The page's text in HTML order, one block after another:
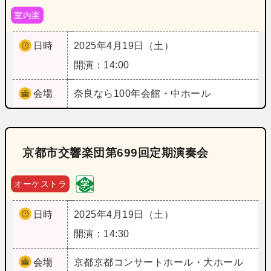
室内楽
日時
2025年4月19日（土）
開演：14:00
会場 奈良 なら100年会館・中ホール
京都市交響楽団第699回定期演奏会
オーケストラ
日時
2025年4月19日（土）
開演：14:30
会場 京都京都コンサートホール・大ホール